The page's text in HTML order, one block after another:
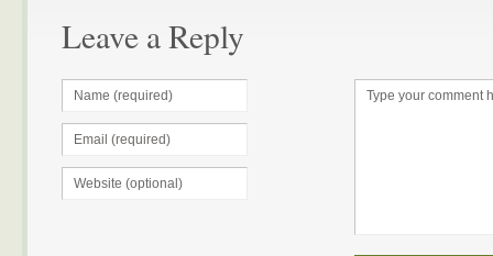
Leave a Reply